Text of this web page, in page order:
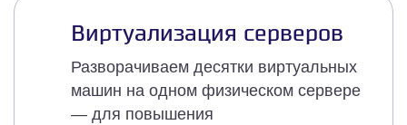
Виртуализация серверов
Разворачиваем десятки виртуальных
машин на одном физическом сервере
— для повышения